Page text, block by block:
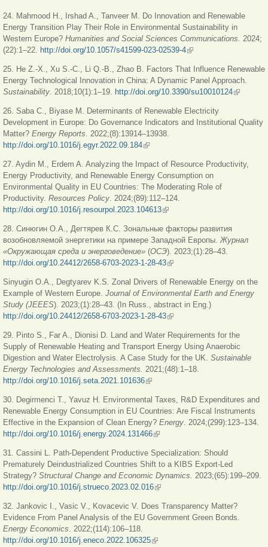
24. Mahmood H., Irshad A., Tanveer M. Do Innovation and Renewable
Energy Transition Play Their Role in Environmental Sustainability in
Western Europe? Humanities and Social Sciences Communications. 2024;
(22):1–22. http://doi.org/10.1057/s41599-023-02539-4(внешняя ссылка)
25. He Z.-X., Xu S.-C., Li Q.-B., Zhao B. Factors That Influence Renewable
Energy Technological Innovation in China: A Dynamic Panel Approach.
Sustainability. 2018;10(1):1–19. http://doi.org/10.3390/su10010124(внешняя
26. Saba C., Biyase M. Determinants of Renewable Electricity
Development in Europe: Do Governance Indicators and Institutional Quality
Matter? Energy Reports. 2022;(8):13914–13938.
http://doi.org/10.1016/j.egyr.2022.09.184(внешняя ссылка)
27. Aydin M., Erdem A. Analyzing the Impact of Resource Productivity,
Energy Productivity, and Renewable Energy Consumption on
Environmental Quality in EU Countries: The Moderating Role of
Productivity. Resources Policy. 2024;(89):112–124.
http://doi.org/10.1016/j.resourpol.2023.104613(внешняя ссылка)
28. Синюгин О.А., Дегтярев К.С. Зональные факторы развития
возобновляемой энергетики на примере Западной Европы.Журнал
«Окружающая среда и энерговедение» (ОСЭ). 2023;(1):28–43.
http://doi.org/10.24412/2658-6703-2023-1-28-43(внешняя ссылка)
Sinyugin O.A., Degtyarev K.S. Zonal Drivers of Renewable Energy on the
Example of Western Europe. Journal of Environmental Earth and Еnergy
Study (JEEES). 2023;(1):28–43. (In Russ., abstract in Eng.)
http://doi.org/10.24412/2658-6703-2023-1-28-43(внешняя ссылка)
29. Pinto S., Far A., Dionisi D. Land and Water Requirements for the
Supply of Renewable Heating and Transport Energy Using Anaerobic
Digestion and Water Electrolysis. A Case Study for the UK. Sustainable
Energy Technologies and Assessments. 2021;(48):1–18.
http://doi.org/10.1016/j.seta.2021.101636(внешняя ссылка)
30. Degirmenci T., Yavuz H. Environmental Taxes, R&D Expenditures and
Renewable Energy Consumption in EU Countries: Are Fiscal Instruments
Effective in the Expansion of Clean Energy? Energy. 2024;(299):123–134.
http://doi.org/10.1016/j.energy.2024.131466(внешняя ссылка)
31. Cassini L. Path-Dependent Productive Specialization: Should
Prematurely Deindustrialized Countries Shift to a KIBS Export-Led
Strategy? Structural Change and Economic Dynamics. 2023;(65):199–209.
http://doi.org/10.1016/j.strueco.2023.02.016(внешняя ссылка)
32. Jankovic I., Vasic V., Kovacevic V. Does Transparency Matter?
Evidence From Panel Analysis of the EU Government Green Bonds.
Energy Economics. 2022;(114):106–118.
http://doi.org/10.1016/j.eneco.2022.106325(внешняя ссылка)